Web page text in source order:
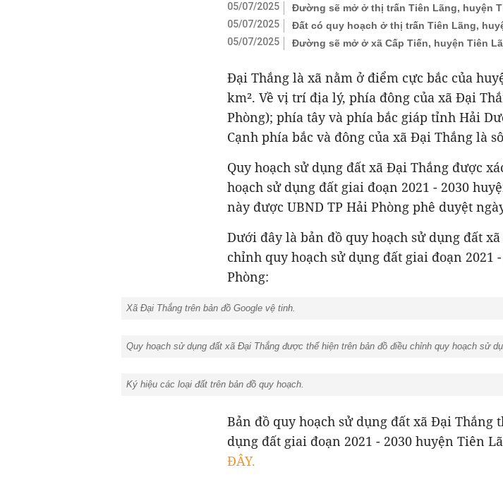
05/07/2025
Đường sẽ mở ở thị trấn Tiên Lãng, huyện
05/07/2025
Đất có quy hoạch ở thị trấn Tiên Lãng,
05/07/2025
Đường sẽ mở ở xã Cấp Tiến, huyện Tiên
Đại Thắng là xã nằm ở điểm cực bắc của
km². Về vị trí địa lý, phía đông của xã Đại
Phòng); phía tây và phía bắc giáp tỉnh Hải
Cạnh phía bắc và đông của xã Đại Thắng là
Quy hoạch sử dụng đất xã Đại Thắng được
hoạch sử dụng đất giai đoạn 2021 - 2030
này được UBND TP Hải Phòng phê duyệt
Dưới đây là bản đồ quy hoạch sử dụng đất
chỉnh quy hoạch sử dụng đất giai đoạn 2021
Phòng:
Xã Đại Thắng trên bản đồ Google vệ tinh.
Quy hoạch sử dụng đất xã Đại Thắng được thể hiện trên bản đồ điều chỉnh quy hoạch sử
Ký hiệu các loại đất trên bản đồ quy hoạch.
Bản đồ quy hoạch sử dụng đất xã Đại Thắng
dụng đất giai đoạn 2021 - 2030 huyện Tiên
ĐÂY.